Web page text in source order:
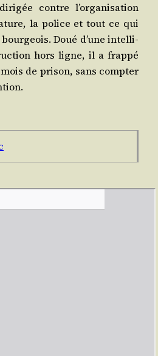
contre l’or­ga­ni­sa­tion
la police et tout ce qui
Doué d’une intel­li­
hors ligne, il a frap­pé
de pri­son, sans comp­ter